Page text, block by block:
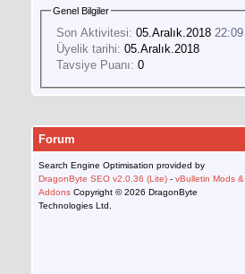
Genel Bilgiler
Son Aktivitesi: 05.Aralık.2018 22:09
Üyelik tarihi: 05.Aralık.2018
Tavsiye Puanı: 0
Forum
Search Engine Optimisation provided by
DragonByte SEO v2.0.36 (Lite) - vBulletin Mods &
Addons Copyright © 2026 DragonByte
Technologies Ltd.